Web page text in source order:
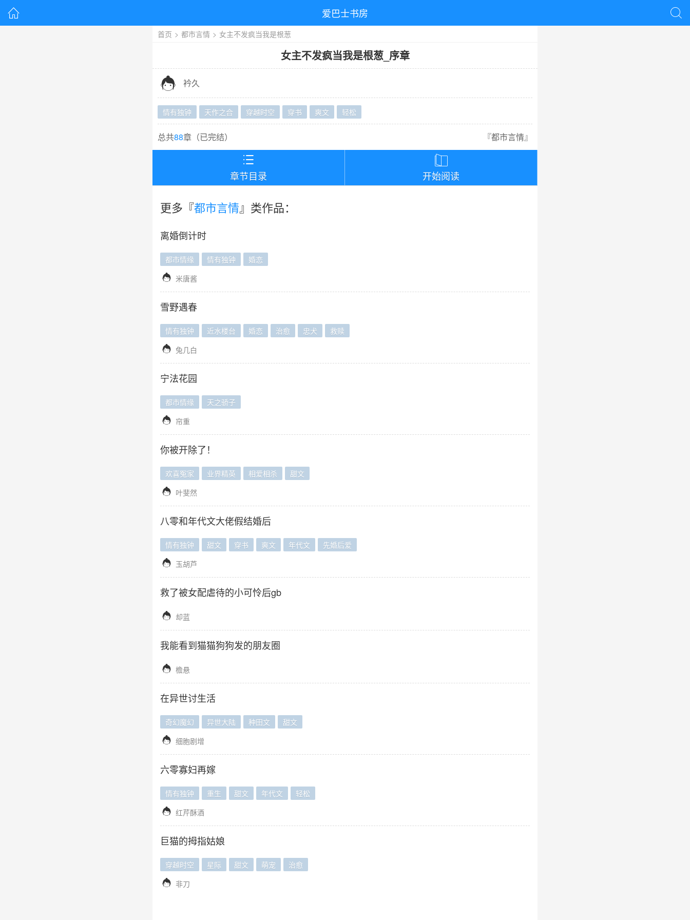
 爱巴士书房 
首页 > 都市言情 > 女主不发疯当我是根葱
女主不发疯当我是根葱_ 序章
 衿久
情有独钟 天作之合 穿越时空 穿书 爽文 轻松
总共88章（已完结） 『都市言情』

章节目录

开始阅读
更多『都市言情』类作品：
离婚倒计时
都市情缘 情有独钟 婚恋
 米唐酱
雪野遇春
情有独钟 近水楼台 婚恋 治愈 忠犬 救赎
 兔几白
宁法花园
都市情缘 天之骄子
 帘重
你被开除了！
欢喜冤家 业界精英 相爱相杀 甜文
 叶斐然
八零和年代文大佬假结婚后
情有独钟 甜文 穿书 爽文 年代文 先婚后爱
 玉胡芦
救了被女配虐待的小可怜后gb
 却蓝
我能看到猫猫狗狗发的朋友圈
 檐悬
在异世讨生活
奇幻魔幻 异世大陆 种田文 甜文
 细胞剧增
六零寡妇再嫁
情有独钟 重生 甜文 年代文 轻松
 红芹酥酒
巨猫的拇指姑娘
穿越时空 星际 甜文 萌宠 治愈
 非刀